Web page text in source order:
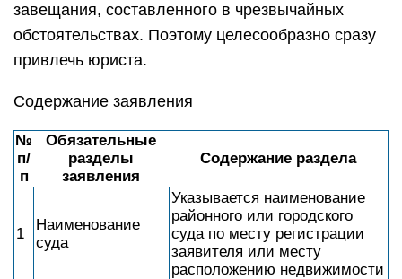
завещания, составленного в чрезвычайных
обстоятельствах. Поэтому целесообразно сразу
привлечь юриста.
Содержание заявления
№
п/
п
Обязательные
разделы
заявления
Содержание раздела
1
Наименование
суда
Указывается наименование
районного или городского
суда по месту регистрации
заявителя или месту
расположению недвижимости